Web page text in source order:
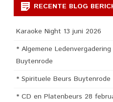
RECENTE BLOG
Karaoke Night 13 juni 2026
* Algemene
Buytenrode
* Spirituele Beurs
* CD en Platenbeurs 28